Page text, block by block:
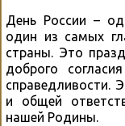
День России –
один из самых
страны. Это
доброго
справедливости.
и общей
нашей Родины.